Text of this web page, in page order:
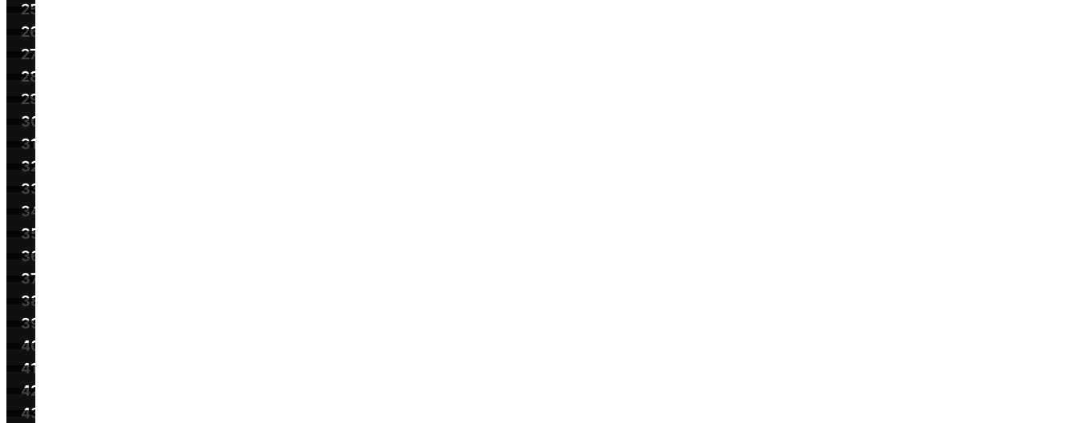
25
26
27
28
29
30
31
32
33
34
35
36
37
38
39
40
41
42
43